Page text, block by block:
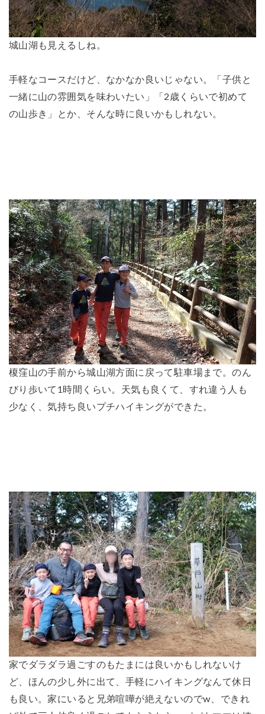
城山湖も見えるしね。
手軽なコースだけど、なかなか良いじゃない。「子供と
一緒に山の雰囲気を味わいたい」「2歳くらいで初めて
の山歩き」とか、そんな時に良いかもしれない。
榎窪山の手前から城山湖方面に戻って駐車場まで。のん
びり歩いて1時間くらい。天気も良くて、すれ違う人も
少なく、気持ち良いプチハイキングができた。
家でダラダラ過ごすのもたまには良いかもしれないけ
ど、ほんの少し外に出て、手軽にハイキングなんて休日
も良い。家にいると兄弟喧嘩が絶えないのでw、できれ